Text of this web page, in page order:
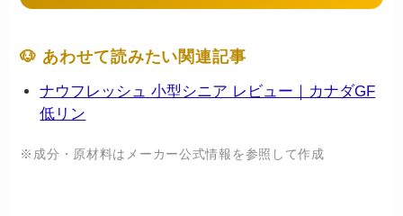
🐶 あわせて読みたい関連記事
ナウフレッシュ 小型シニア レビュー｜カナダGF
低リン
※成分・原材料はメーカー公式情報を参照して作成